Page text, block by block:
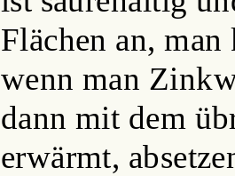
Flächen an, man
wenn man
dann mit dem
erwärmt,